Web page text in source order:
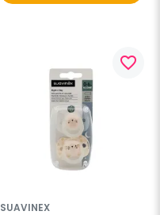
favorite_border
SUAVINEX